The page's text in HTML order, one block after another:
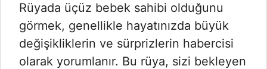
Rüyada üçüz bebek sahibi olduğunu
görmek, genellikle hayatınızda büyük
değişikliklerin ve sürprizlerin habercisi
olarak yorumlanır. Bu rüya, sizi bekleyen